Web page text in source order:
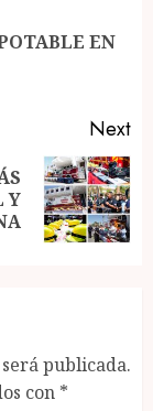
EN
Next
Y
publicada.
con *